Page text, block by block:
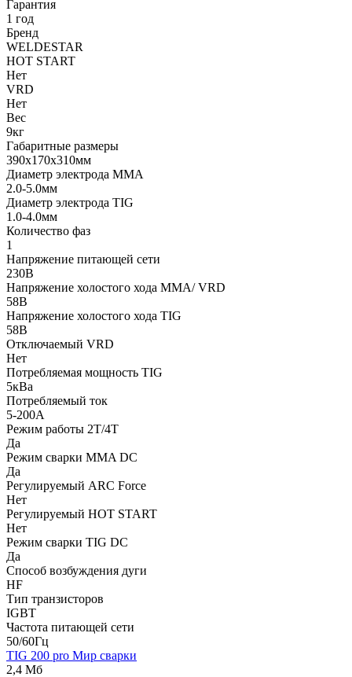
Гарантия
1 год
Бренд
WELDESTAR
HOT START
Нет
VRD
Нет
Вес
9кг
Габаритные размеры
390х170х310мм
Диаметр электрода MMA
2.0-5.0мм
Диаметр электрода TIG
1.0-4.0мм
Количество фаз
1
Напряжение питающей сети
230В
Напряжение холостого хода MMA/ VRD
58В
Напряжение холостого хода TIG
58В
Отключаемый VRD
Нет
Потребляемая мощность TIG
5кВа
Потребляемый ток
5-200А
Режим работы 2T/4T
Да
Режим сварки MMA DC
Да
Регулируемый ARC Force
Нет
Регулируемый HOT START
Нет
Режим сварки TIG DC
Да
Способ возбуждения дуги
HF
Тип транзисторов
IGBT
Частота питающей сети
50/60Гц
TIG 200 pro Мир сварки
2,4 Мб